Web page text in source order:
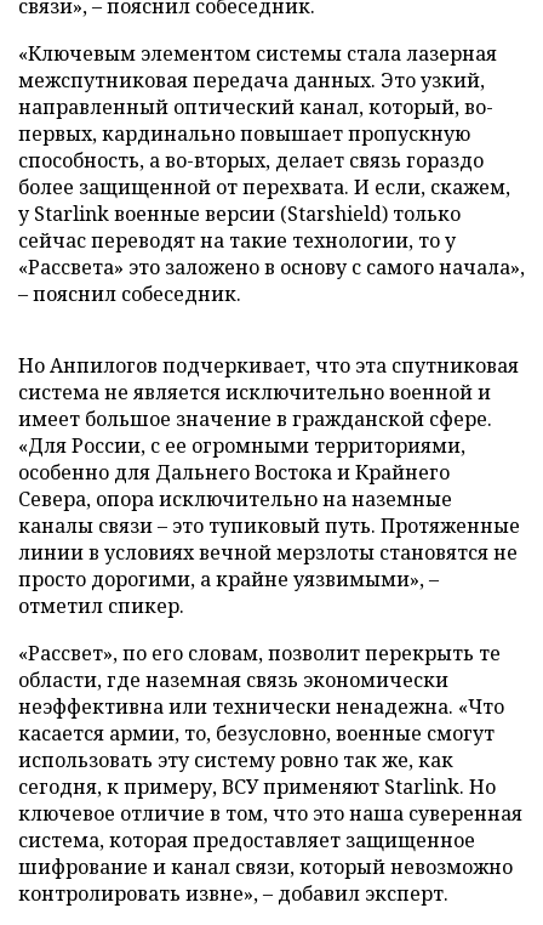
связи», – пояснил собеседник.
«Ключевым элементом системы стала лазерная
межспутниковая передача данных. Это узкий,
направленный оптический канал, который, во-
первых, кардинально повышает пропускную
способность, а во-вторых, делает связь гораздо
более защищенной от перехвата. И если, скажем,
у Starlink военные версии (Starshield) только
сейчас переводят на такие технологии, то у
«Рассвета» это заложено в основу с самого начала»,
– пояснил собеседник.
Но Анпилогов подчеркивает, что эта спутниковая
система не является исключительно военной и
имеет большое значение в гражданской сфере.
«Для России, с ее огромными территориями,
особенно для Дальнего Востока и Крайнего
Севера, опора исключительно на наземные
каналы связи – это тупиковый путь. Протяженные
линии в условиях вечной мерзлоты становятся не
просто дорогими, а крайне уязвимыми», –
отметил спикер.
«Рассвет», по его словам, позволит перекрыть те
области, где наземная связь экономически
неэффективна или технически ненадежна. «Что
касается армии, то, безусловно, военные смогут
использовать эту систему ровно так же, как
сегодня, к примеру, ВСУ применяют Starlink. Но
ключевое отличие в том, что это наша суверенная
система, которая предоставляет защищенное
шифрование и канал связи, который невозможно
контролировать извне», – добавил эксперт.